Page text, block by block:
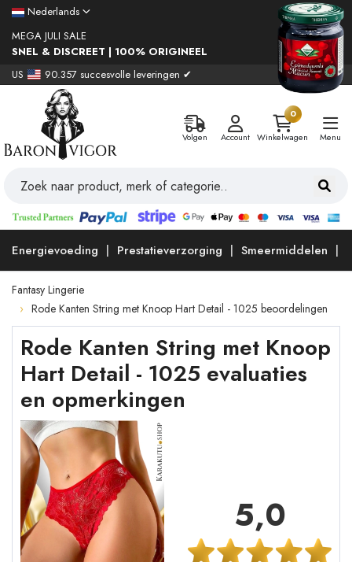
Nederlands
MEGA JULI SALE
SNEL & DISCREET | 100% ORIGINEEL
US
90.357 succesvolle leveringen ✔
Volgen Account
0
Winkelwagen
Menu
Energievoeding Prestatieverzorging Smeermiddelen
Fantasy Lingerie
Rode Kanten String met Knoop Hart Detail - 1025 beoordelingen
Rode Kanten String met Knoop
Hart Detail - 1025 evaluaties
en opmerkingen
5,0